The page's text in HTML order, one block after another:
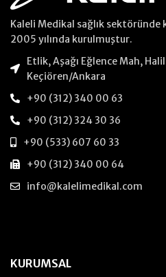
Kaleli Medikal sağlık sektöründe
2005 yılında kurulmuştur.
Etlik, Aşağı Eğlence Mah,
Keçiören/Ankara
+90 (312) 340 00 63
+90 (312) 324 30 36
+90 (533) 607 60 33
+90 (312) 340 00 64
info@kalelimedikal.com
KURUMSAL